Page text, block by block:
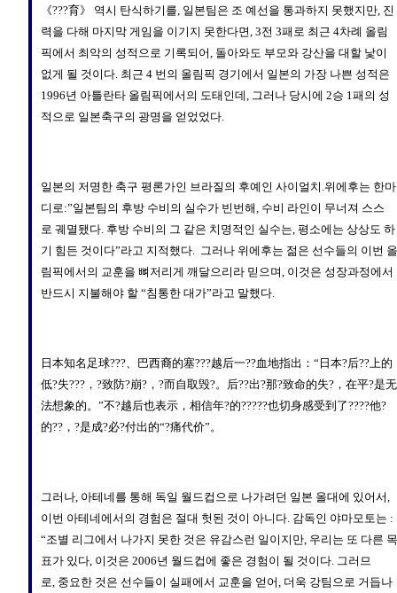
《???育》 역시 탄식하기를, 일본팀은 조 예선을 통과하지 못했지만, 진
력을 다해 마지막 게임을 이기지 못한다면, 3전 3패로 최근 4차례 올림
픽에서 최악의 성적으로 기록되어, 돌아와도 부모와 강산을 대할 낯이
없게 될 것이다. 최근 4 번의 올림픽 경기에서 일본의 가장 나쁜 성적은
1996년 아틀란타 올림픽에서의 도태인데, 그러나 당시에 2승 1패의 성
적으로 일본축구의 광명을 얻었었다.
일본의 저명한 축구 평론가인 브라질의 후예인 사이얼치.위에후는 한마
디로:”일본팀의 후방 수비의 실수가 빈번해, 수비 라인이 무너져 스스
로 궤멸됐다. 후방 수비의 그 같은 치명적인 실수는, 평소에는 상상도 하
기 힘든 것이다”라고 지적했다. 그러나 위에후는 젊은 선수들의 이번 올
림픽에서의 교훈을 뼈저리게 깨달으리라 믿으며, 이것은 성장과정에서
반드시 지불해야 할 “침통한 대가”라고 말했다.
日本知名足球???、巴西裔的塞???越后一??血地指出：“日本?后??上的
低?失???，?致防?崩?，?而自取毁?。后??出?那?致命的失?，在平?是无
法想象的。”不?越后也表示，相信年?的?????也切身感受到了????他?
的??，?是成?必?付出的“?痛代价”。
그러나, 아테네를 통해 독일 월드컵으로 나가려던 일본 올대에 있어서,
이번 아테네에서의 경험은 절대 헛된 것이 아니다. 감독인 야마모토는 :
“조별 리그에서 나가지 못한 것은 유감스런 일이지만, 우리는 또 다른 목
표가 있다, 이것은 2006년 월드컵에 좋은 경험이 될 것이다. 그러므
로, 중요한 것은 선수들이 실패에서 교훈을 얻어, 더욱 강팀으로 거듭나